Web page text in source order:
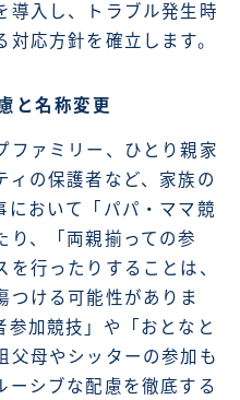
導入し、トラブル発生時
応方針を確立します。
と名称変更
ァミリー、ひとり親家
ィの保護者など、家族の
において「パパ・ママ競
り、「両親揃っての参
行ったりすることは、
つける可能性がありま
参加競技」や「おとなと
父母やシッターの参加も
ーシブな配慮を徹底する